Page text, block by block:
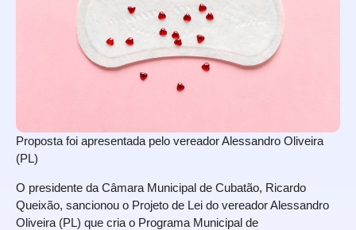
Proposta foi apresentada pelo vereador Alessandro Oliveira
(PL)
O presidente da Câmara Municipal de Cubatão, Ricardo
Queixão, sancionou o Projeto de Lei do vereador Alessandro
Oliveira (PL) que cria o Programa Municipal de